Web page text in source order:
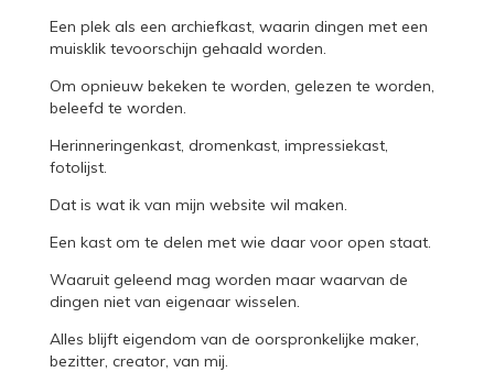
Een plek als een archiefkast, waarin dingen met een
muisklik tevoorschijn gehaald worden.
Om opnieuw bekeken te worden, gelezen te worden,
beleefd te worden.
Herinneringenkast, dromenkast, impressiekast,
fotolijst.
Dat is wat ik van mijn website wil maken.
Een kast om te delen met wie daar voor open staat.
Waaruit geleend mag worden maar waarvan de
dingen niet van eigenaar wisselen.
Alles blijft eigendom van de oorspronkelijke maker,
bezitter, creator, van mij.